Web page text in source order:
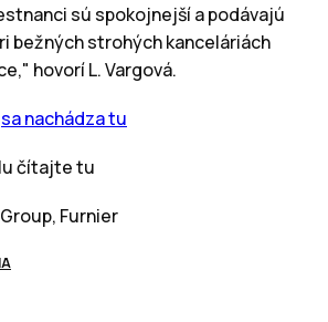
sú spokojnejší a podávajú
bežných strohých kanceláriách
hovorí L. Vargová.
sa nachádza tu
čítajte tu
Furnier